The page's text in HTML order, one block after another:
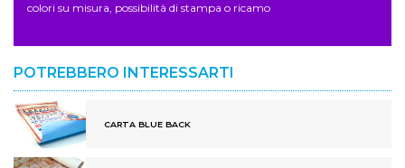
colori su misura, possibilità di stampa o ricamo
POTREBBERO INTERESSARTI
CARTA BLUE BACK